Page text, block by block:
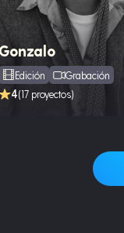
Gonzalo
Edición Grabación
4(17 proyectos)